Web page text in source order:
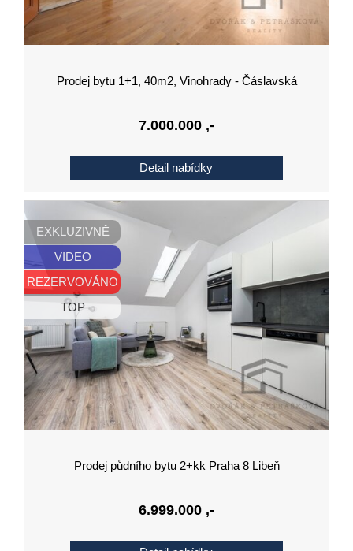
Prodej bytu 1+1, 40m2, Vinohrady - Čáslavská
7.000.000 ,-
EXKLUZIVNĚ
VIDEO
REZERVOVÁNO
TOP
Prodej půdního bytu 2+kk Praha 8 Libeň
6.999.000 ,-